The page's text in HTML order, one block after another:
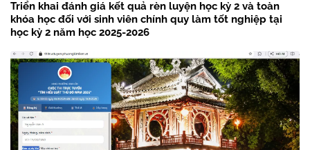
Triển khai đánh giá kết quả rèn luyện học kỳ 2 và toàn
khóa học đối với sinh viên chính quy làm tốt nghiệp tại
học kỳ 2 năm học 2025-2026